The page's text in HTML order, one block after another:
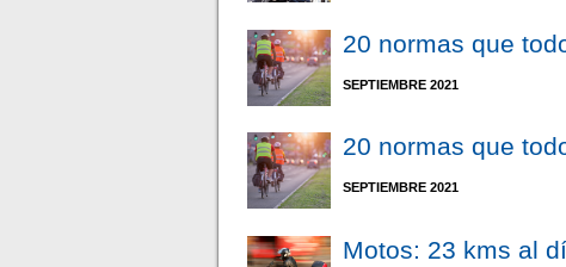
20 normas que
SEPTIEMBRE 2021
20 normas que
SEPTIEMBRE 2021
Motos: 23 kms al